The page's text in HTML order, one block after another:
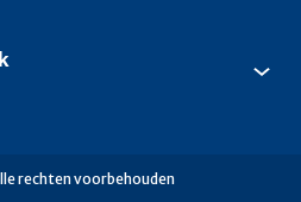
rechten voorbehouden